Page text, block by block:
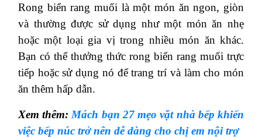
Rong biển rang muối là một món ăn ngon, giòn
và thường được sử dụng như một món ăn nhẹ
hoặc một loại gia vị trong nhiều món ăn khác.
Bạn có thể thưởng thức rong biển rang muối trực
tiếp hoặc sử dụng nó để trang trí và làm cho món
ăn thêm hấp dẫn.
Xem thêm: Mách bạn 27 mẹo vặt nhà bếp khiến
việc bếp núc trở nên dễ dàng cho chị em nội trợ